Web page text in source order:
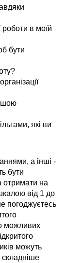
в моїй
бути
які ви
а інші -
бути
отримати на
від 1 до
погоджуєтесь
можливих
можуть
складніше